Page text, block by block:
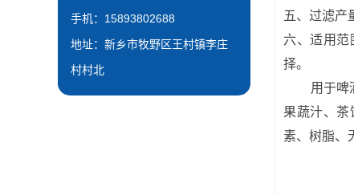
五、过滤产
六、适用范
择。
用于啤
果蔬汁、茶
素、树脂、
手机：15893802688
地址：新乡市牧野区王村镇李庄
村村北